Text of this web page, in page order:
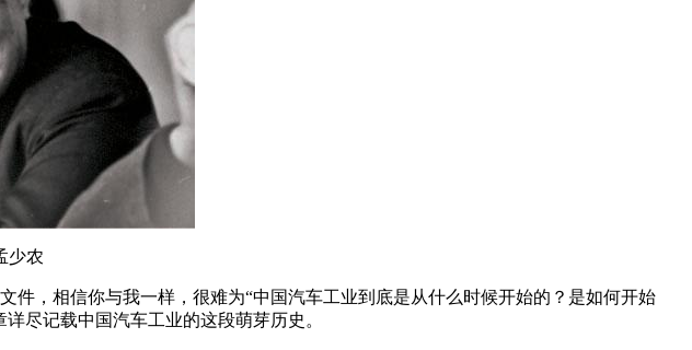
少农
，相信你与我一样，很难为“中国汽车工业到底是从什么时候开始的？是如何开始
尽记载中国汽车工业的这段萌芽历史。